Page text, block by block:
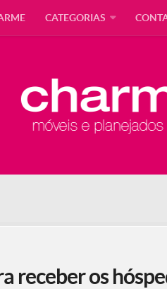
CATEGORIAS
receber os